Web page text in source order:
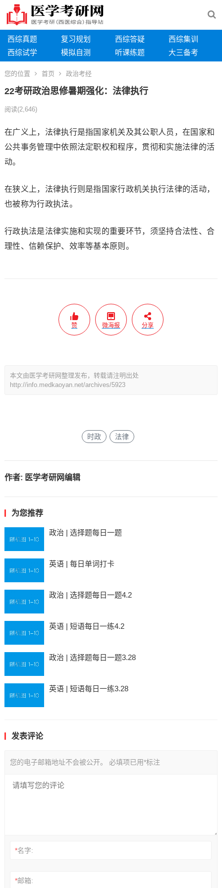
西综真题 复习规划 西综答疑
西综集训
西综试学
模拟自测 听课练题 大三备考
您的位置 首页 政治考经
22考研政治思修暑期强化：法律执行
阅读(2,646)
在广义上，法律执行是指国家机关及其公职人员，在国家和
公共事务管理中依照法定职权和程序，贯彻和实施法律的活
动。
在狭义上，法律执行则是指国家行政机关执行法律的活动，
也被称为行政执法。
行政执法是法律实施和实现的重要环节，须坚持合法性、合
理性、信赖保护、效率等基本原则。
赞 微海报 分享
本文由医学考研网整理发布，转载请注明出处
http://info.medkaoyan.net/archives/5923
时政 法律
作者: 医学考研网编辑
为您推荐
政治 | 选择题每日一题
英语 | 每日单词打卡
政治 | 选择题每日一题4.2
英语 | 短语每日一练4.2
政治 | 选择题每日一题3.28
英语 | 短语每日一练3.28
发表评论
您的电子邮箱地址不会被公开。 必填项已用*标注
*名字:
*邮箱: